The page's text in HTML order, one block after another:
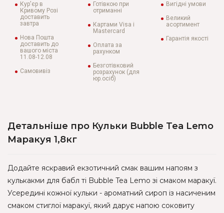
Кур'єр в
Кривому Розі
доставить
завтра
Нова Пошта
доставить до
вашого міста
11.08-12.08
Самовивіз
Готівкою при
отриманні
Картами Visa і
Mastercard
Оплата за
рахунком
Безготівковий
розрахунок (для
юр.осіб)
Вигідні умови
Великий
асортимент
Гарантія якості
Детальніше про Кульки Bubble Tea Lemo
Маракуя 1,8кг
Додайте яскравий екзотичний смак вашим напоям з
кулькакми для бабл ті Bubble Tea Lemo зі смаком маракуї.
Усередині кожної кульки - ароматний сироп із насиченим
смаком стиглої маракуї, який дарує напою соковиту